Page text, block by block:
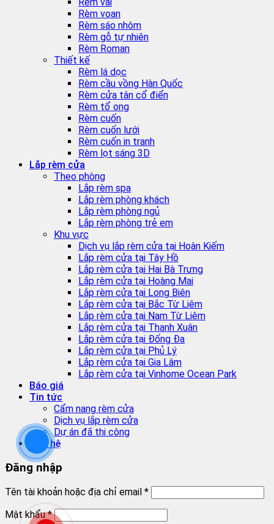
Rèm vải
Rèm voan
Rèm sáo nhôm
Rèm gỗ tự nhiên
Rèm Roman
Thiết kế
Rèm lá dọc
Rèm cầu vồng Hàn Quốc
Rèm cửa tân cổ điển
Rèm tổ ong
Rèm cuốn
Rèm cuốn lưới
Rèm cuốn in tranh
Rèm lọt sáng 3D
Lắp rèm cửa
Theo phòng
Lắp rèm spa
Lắp rèm phòng khách
Lắp rèm phòng ngủ
Lắp rèm phòng trẻ em
Khu vực
Dịch vụ lắp rèm cửa tại Hoàn Kiếm
Lắp rèm cửa tại Tây Hồ
Lắp rèm cửa tại Hai Bà Trưng
Lắp rèm cửa tại Hoàng Mai
Lắp rèm cửa tại Long Biên
Lắp rèm cửa tại Bắc Từ Liêm
Lắp rèm cửa tại Nam Từ Liêm
Lắp rèm cửa tại Thanh Xuân
Lắp rèm cửa tại Đống Đa
Lắp rèm cửa tại Phủ Lý
Lắp rèm cửa tại Gia Lâm
Lắp rèm cửa tại Vinhome Ocean Park
Báo giá
Tin tức
Cẩm nang rèm cửa
Dịch vụ lắp rèm cửa
Dự án đã thi công
Liên hệ
Đăng nhập
Tên tài khoản hoặc địa chỉ email *
Mật khẩu*